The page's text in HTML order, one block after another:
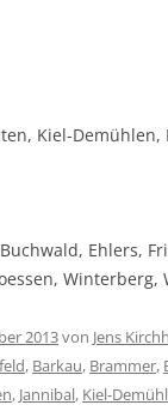
Kiel-
Ehlers,
Winterberg,
2013von Jens
, Barkau, Brammer,
, Jannibal, Kiel-